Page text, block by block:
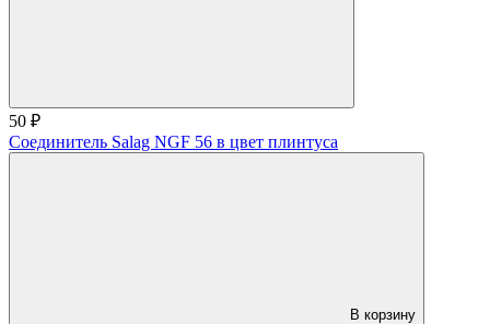
50 ₽
Соединитель Salag NGF 56 в цвет плинтуса
В корзину